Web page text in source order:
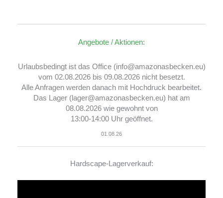
Angebote / Aktionen:
Urlaubsbedingt ist das Office (info@amazonasbecken.eu)
vom 02.08.2026 bis 09.08.2026 nicht besetzt.
Alle Anfragen werden danach mit Hochdruck bearbeitet.
Das Lager (lager@amazonasbecken.eu) hat am
08.08.2026 wie gewohnt von
13:00-14:00 Uhr geöffnet.
01.08.26
Hardscape-Lagerverkauf: